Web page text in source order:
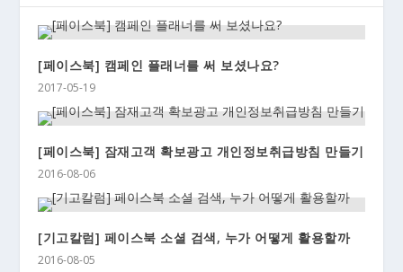
[페이스북] 캠페인 플래너를 써 보셨나요?
2017-05-19
[페이스북] 잠재고객 확보광고 개인정보취급방침 만들기
2016-08-06
[기고칼럼] 페이스북 소셜 검색, 누가 어떻게 활용할까
2016-08-05